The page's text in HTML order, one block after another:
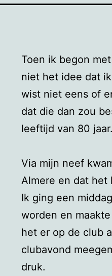
Toen ik begon
niet het idee dat
wist niet eens of
dat die dan zou
leeftijd van 80 jaar.
Via mijn neef
Almere en dat het
Ik ging een
worden en
het er op de club
clubavond
druk.